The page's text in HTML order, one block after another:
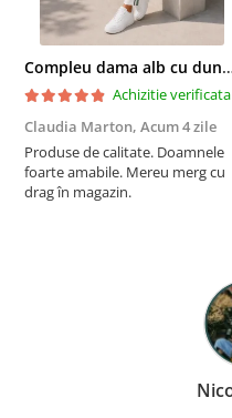
Compleu dama alb cu dungi
Achizitie verificata
Claudia Marton, Acum 4 zile
Produse de calitate. Doamnele
foarte amabile. Mereu merg cu
drag în magazin.